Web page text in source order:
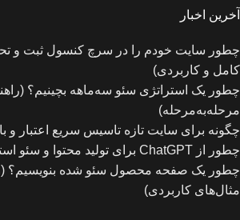
آخرین اخبار
چطور سایت خودم را در سرچ کنسول ثبت و
کامل و کاربردی)
چطور یک استراتژی سئو سه‌ماهه بچینیم؟
مرحله‌به‌مرحله)
چگونه برای سایت تازه‌ تاسیس سریع اعتبار و
چطور از ChatGPT برای تولید محتوا و سئو استفاده کنیم؟
چطور یک صفحه محصول سئو شده بنویسیم؟
مثال‌های کاربردی)